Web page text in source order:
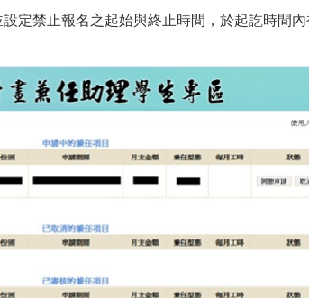
定禁止報名之起始與終止時間，於起訖時間